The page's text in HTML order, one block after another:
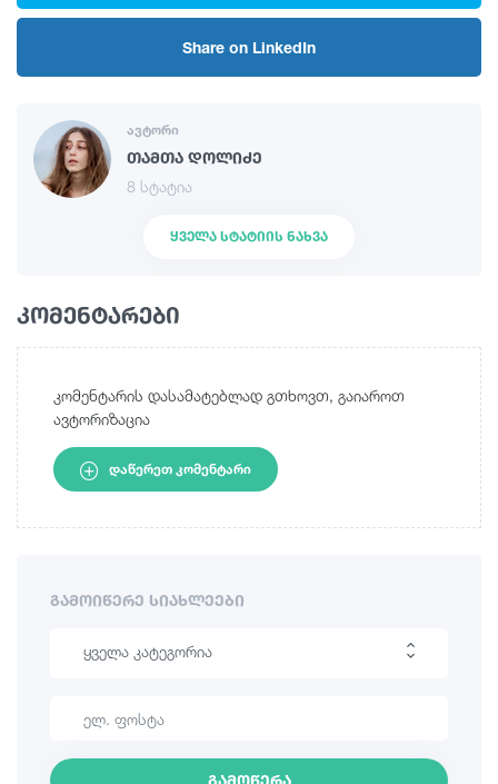
ᲒᲐᲛᲝᲘᲬᲔᲠᲔ ᲡᲘᲐᲮᲚᲔᲔᲑᲘ
ყველა კატეგორია
საინტერესო ადგილები
Share on LinkedIn
ავტორი
თამთა დოლიძე
8 სტატია
ᲧᲕᲔᲚᲐ ᲡᲢᲐᲢᲘᲘᲡ ᲜᲐᲮᲕᲐ
კომენტარები
კომენტარის დასამატებლად გთხოვთ, გაიაროთ
ავტორიზაცია
ᲓᲐᲬᲔᲠᲔᲗ ᲙᲝᲛᲔᲜᲢᲐᲠᲘ